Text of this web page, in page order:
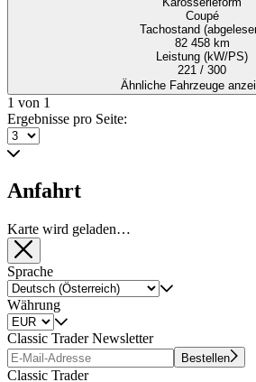
Coupé
Tachostand
82 458 km
Leistung (kW/PS)
221 / 300
Ähnliche Fahrzeuge
1 von 1
Ergebnisse pro Seite:
Anfahrt
Karte wird geladen…
Sprache
Währung
Classic Trader Newsletter
Bestellen
Classic Trader